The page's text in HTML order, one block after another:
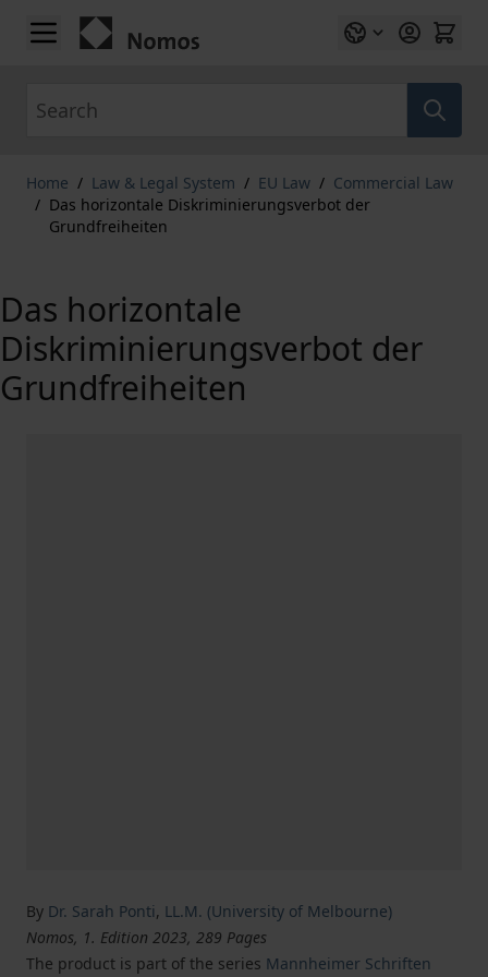
Skip to Content
Home / Law & Legal System / EU Law / Commercial Law
/ Das horizontale Diskriminierungsverbot der
Grundfreiheiten
Das horizontale
Diskriminierungsverbot der
Grundfreiheiten
By Dr. Sarah Ponti, LL.M. (University of Melbourne)
Nomos, 1. Edition 2023, 289 Pages
The product is part of the series Mannheimer Schriften